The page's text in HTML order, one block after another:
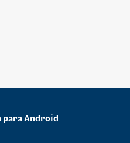
para Android